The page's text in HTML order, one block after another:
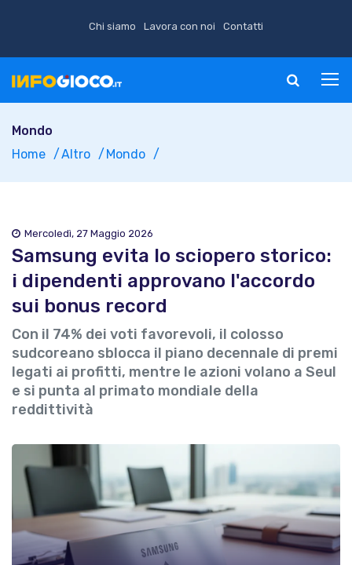
Chi siamo Lavora con noi Contatti
Mondo
Home
Altro Mondo
Mercoledì, 27 Maggio 2026
Samsung evita lo sciopero storico:
i dipendenti approvano l'accordo
sui bonus record
Con il 74% dei voti favorevoli, il colosso
sudcoreano sblocca il piano decennale di premi
legati ai profitti, mentre le azioni volano a Seul
e si punta al primato mondiale della
reddittività